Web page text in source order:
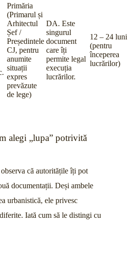
Primăria
(Primarul și
Arhitectul
Șef /
Președintele
CJ, pentru
anumite
situații
expres
prevăzute
de lege)
DA. Este
singurul
document
care îți
permite legal
execuția
lucrărilor.
12 – 24 luni
(pentru
începerea
lucrărilor)
alegi „lupa” potrivită
că autoritățile îți pot
documentații. Deși ambele
urbanistică, ele privesc
Iată cum să le distingi cu